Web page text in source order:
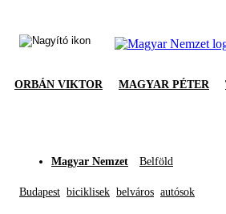
ORBÁN VIKTOR MAGYAR PÉTER
Magyar Nemzet Belföld
Budapest biciklisek belváros autósok